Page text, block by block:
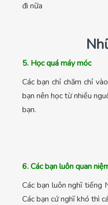
đi nữa
5. Học quá máy móc
Các bạn chỉ chăm chỉ
bạn nên học từ nhiều
bạn.
6. Các bạn luôn quan
Các bạn luôn nghĩ tiếng
Các bạn cứ nghĩ khó thì